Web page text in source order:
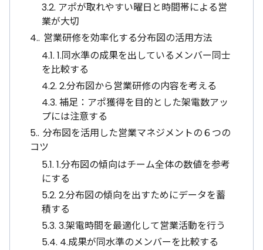
3.2. アポが取れやすい曜日と時間帯による営
業が大切
4. 営業研修を効率化する分布図の活用方法
4.1. 1.同水準の成果を出しているメンバー同士
を比較する
4.2. 2.分布図から営業研修の内容を考える
4.3. 補足：アポ獲得を目的とした架電数アッ
プには注意する
5. 分布図を活用した営業マネジメントの６つの
コツ
5.1. 1.分布図の傾向はチーム全体の数値を参考
にする
5.2. 2.分布図の傾向を出すためにデータを蓄
積する
5.3. 3.架電時間を最適化して営業活動を行う
5.4. 4.成果が同水準のメンバーを比較する